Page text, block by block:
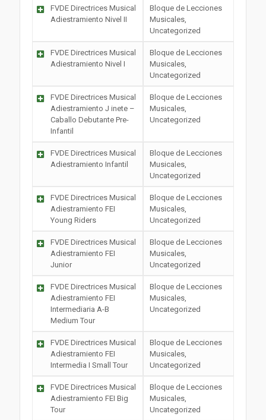
FVDE Directrices Musical
Adiestramiento Nivel II
Bloque de Lecciones
Musicales,
Uncategorized
FVDE Directrices Musical
Adiestramiento Nivel I
Bloque de Lecciones
Musicales,
Uncategorized
FVDE Directrices Musical
Adiestramiento J inete –
Caballo Debutante Pre-
Infantil
Bloque de Lecciones
Musicales,
Uncategorized
FVDE Directrices Musical
Adiestramiento Infantil
Bloque de Lecciones
Musicales,
Uncategorized
FVDE Directrices Musical
Adiestramiento FEI
Young Riders
Bloque de Lecciones
Musicales,
Uncategorized
FVDE Directrices Musical
Adiestramiento FEI
Junior
Bloque de Lecciones
Musicales,
Uncategorized
FVDE Directrices Musical
Adiestramiento FEI
Intermediaria A-B
Medium Tour
Bloque de Lecciones
Musicales,
Uncategorized
FVDE Directrices Musical
Adiestramiento FEI
Intermedia I Small Tour
Bloque de Lecciones
Musicales,
Uncategorized
FVDE Directrices Musical
Adiestramiento FEI Big
Tour
Bloque de Lecciones
Musicales,
Uncategorized